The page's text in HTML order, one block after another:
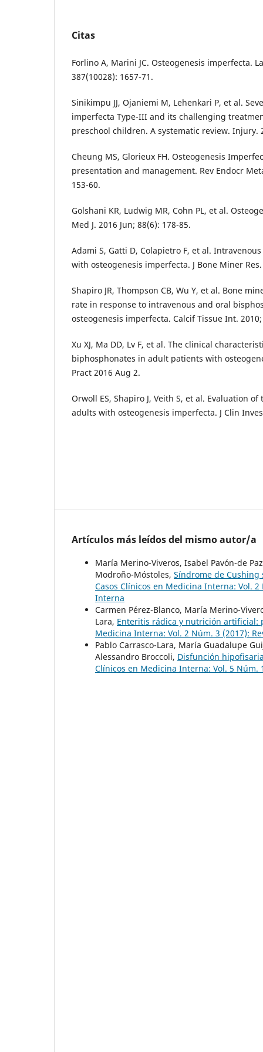
Citas
Forlino A, Marini JC. Osteogenesis imperfecta.
387(10028): 1657-71.
Sinikimpu JJ, Ojaniemi M, Lehenkari P, et al.
imperfecta Type-III and its challenging
preschool children. A systematic review. Injury.
Cheung MS, Glorieux FH. Osteogenesis
presentation and management. Rev Endocr
153-60.
Golshani KR, Ludwig MR, Cohn PL, et al.
Med J. 2016 Jun; 88(6): 178-85.
Adami S, Gatti D, Colapietro F, et al.
with osteogenesis imperfecta. J Bone Miner Res.
Shapiro JR, Thompson CB, Wu Y, et al. Bone
rate in response to intravenous and oral
osteogenesis imperfecta. Calcif Tissue Int. 2010;
Xu XJ, Ma DD, Lv F, et al. The clinical
biphosphonates in adult patients with
Pract 2016 Aug 2.
Orwoll ES, Shapiro J, Veith S, et al. Evaluation
adults with osteogenesis imperfecta. J Clin
Artículos más leídos del mismo autor/a
María Merino-Viveros, Isabel Pavón-de
Modroño-Móstoles, Síndrome de
Casos Clínicos en Medicina Interna: Vol.
Interna
Carmen Pérez-Blanco, María Merino-
Lara, Enteritis rádica y nutrición artificial:
Medicina Interna: Vol. 2 Núm. 3 (2017):
Pablo Carrasco-Lara, María Guadalupe
Alessandro Broccoli, Disfunción
Clínicos en Medicina Interna: Vol. 5 Núm.